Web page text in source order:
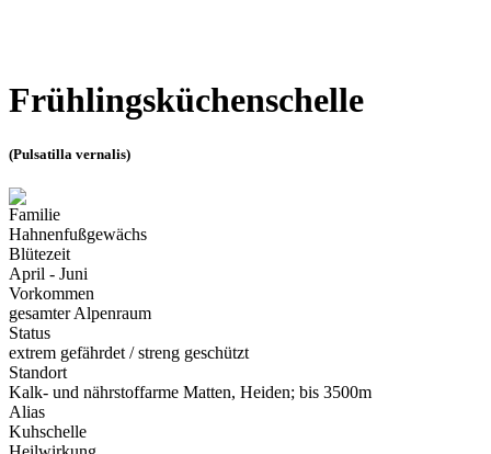
Frühlingsküchenschelle
(Pulsatilla vernalis)
Familie
Hahnenfußgewächs
Blütezeit
April - Juni
Vorkommen
gesamter Alpenraum
Status
extrem gefährdet / streng geschützt
Standort
Kalk- und nährstoffarme Matten, Heiden; bis 3500m
Alias
Kuhschelle